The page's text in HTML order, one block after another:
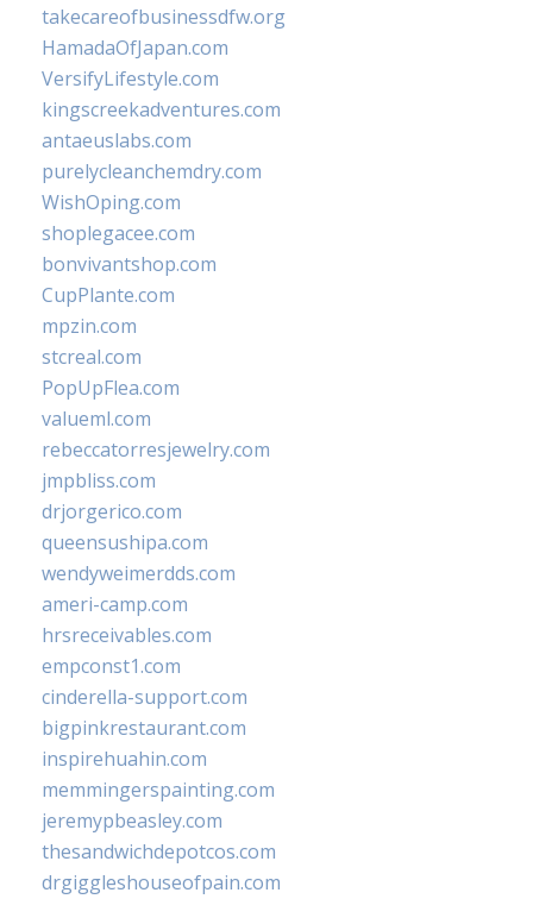
takecareofbusinessdfw.org
HamadaOfJapan.com
VersifyLifestyle.com
kingscreekadventures.com
antaeuslabs.com
purelycleanchemdry.com
WishOping.com
shoplegacee.com
bonvivantshop.com
CupPlante.com
mpzin.com
stcreal.com
PopUpFlea.com
valueml.com
rebeccatorresjewelry.com
jmpbliss.com
drjorgerico.com
queensushipa.com
wendyweimerdds.com
ameri-camp.com
hrsreceivables.com
empconst1.com
cinderella-support.com
bigpinkrestaurant.com
inspirehuahin.com
memmingerspainting.com
jeremypbeasley.com
thesandwichdepotcos.com
drgiggleshouseofpain.com